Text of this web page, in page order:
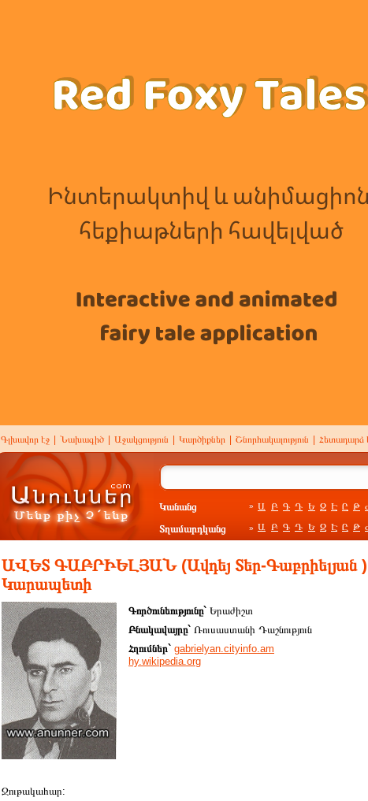
Գլխավոր էջ Նախագիծ Աջակցություն Կարծիքներ Շնորհակալություն Հետադարձ
Կանանց » Ա Բ Գ Դ Ե Զ Է Ը Թ
Տղամարդկանց » Ա Բ Գ Դ Ե Զ Է Ը Թ
ԱՎԵՏ ԳԱԲՐԻԵԼՅԱՆ (Ավդեյ Տեր-Գաբրիելյան )
Կարապետի
Գործունեությունը` Երաժիշտ
Բնակավայրը` Ռուսաստանի Դաշնություն
Հղումներ` gabrielyan.cityinfo.am
hy.wikipedia.org
Ջութակահար: